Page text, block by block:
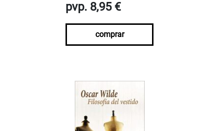
pvp. 8,95 €
comprar